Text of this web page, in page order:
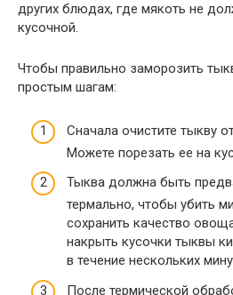
других блюдах, где мякоть не
кусочной.
Чтобы правильно заморозить
простым шагам:
Сначала очистите тыкву
Можете порезать ее на
Тыква должна быть
термально, чтобы убить
сохранить качество
накрыть кусочки тыквы
в течение нескольких
После термической